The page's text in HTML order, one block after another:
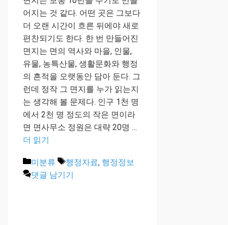
어지는 것 같다. 어떤 곳은 그보다
더 오랜 시간이 흐른 뒤에야 새로
편찬되기도 한다. 한 번 만들어진
면지는 면의 역사와 마을, 인물,
유물, 농특산물, 생활문화와 행정
의 흔적을 오랫동안 담아 둔다. 그
런데 정작 그 면지를 누가 읽는지
는 생각해 볼 문제다. 인구 1천 명
에서 2천 명 정도의 작은 면이라
면 면사무소 정원은 대략 20명 …
더 읽기
카
테
미분류
태
그
행정자료, 행정정보
댓글 남기기